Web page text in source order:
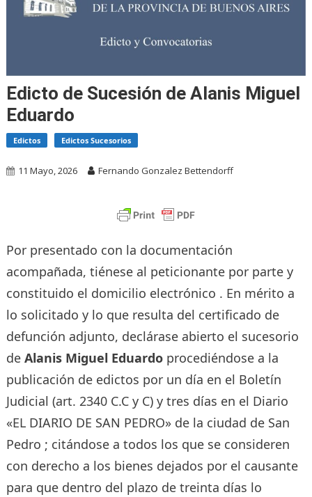
Edicto de Sucesión de Alanis Miguel
Eduardo
Edictos Edictos Sucesorios
11 Mayo, 2026 Fernando Gonzalez Bettendorff
Por presentado con la documentación
acompañada, tiénese al peticionante por parte y
constituido el domicilio electrónico . En mérito a
lo solicitado y lo que resulta del certificado de
defunción adjunto, declárase abierto el sucesorio
de Alanis Miguel Eduardoprocediéndose a la
publicación de edictos por un día en el Boletín
Judicial (art. 2340 C.C y C) y tres días en el Diario
«EL DIARIO DE SAN PEDRO» de la ciudad de San
Pedro ; citándose a todos los que se consideren
con derecho a los bienes dejados por el causante
para que dentro del plazo de treinta días lo